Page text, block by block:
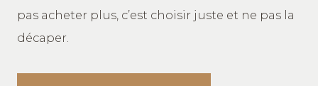
pas acheter plus, c’est choisir juste et ne pas la
décaper.